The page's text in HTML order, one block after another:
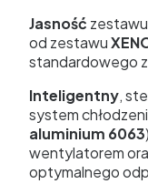
Jasność
od zestawu
standardowego
Inteligentny,
system
aluminium 6063
wentylatorem
optymalnego